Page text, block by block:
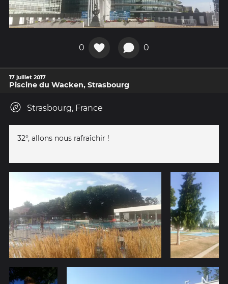
0 0
17 juillet 2017
Piscine du Wacken, Strasbourg
Strasbourg, France
32°, allons nous rafraîchir !